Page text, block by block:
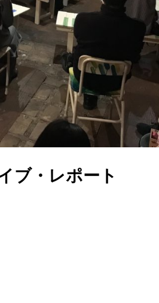
ブ・レポート